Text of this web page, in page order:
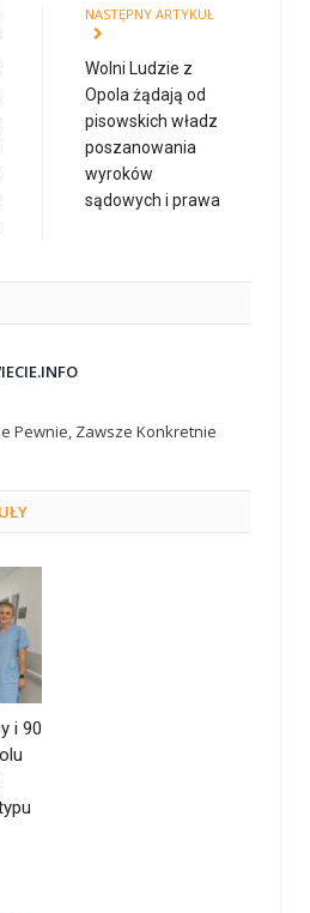
NASTĘPNY ARTYKUŁ
Wolni Ludzie z
Opola żądają od
pisowskich władz
poszanowania
wyroków
sądowych i prawa
Pewnie, Zawsze Konkretnie
i 90